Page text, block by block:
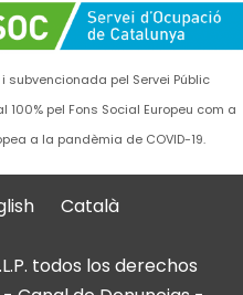
pel Servei Públic
pel Fons Social Europeu com a
a la pandèmia de COVID-19.
Català
todos los derechos